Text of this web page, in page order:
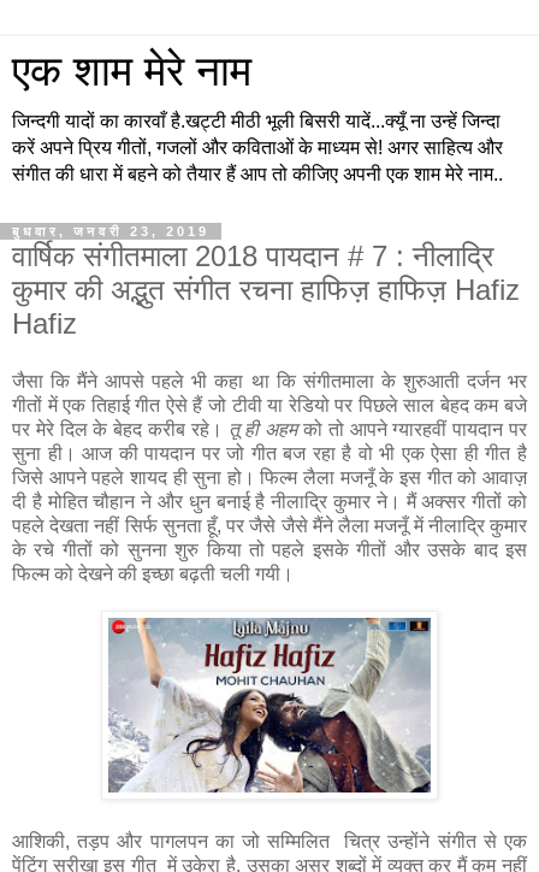
एक शाम मेरे नाम
जिन्दगी यादों का कारवाँ है.खट्टी मीठी भूली बिसरी यादें...क्यूँ ना उन्हें जिन्दा
करें अपने प्रिय गीतों, गजलों और कविताओं के माध्यम से! अगर साहित्य और
संगीत की धारा में बहने को तैयार हैं आप तो कीजिए अपनी एक शाम मेरे नाम..
बुधवार, जनवरी 23, 2019
वार्षिक संगीतमाला 2018 पायदान # 7 : नीलाद्रि
कुमार की अद्भुत संगीत रचना हाफिज़ हाफिज़ Hafiz
Hafiz
जैसा कि मैंने आपसे पहले भी कहा था कि संगीतमाला के शुरुआती दर्जन भर
गीतों में एक तिहाई गीत ऐसे हैं जो टीवी या रेडियो पर पिछले साल बेहद कम बजे
पर मेरे दिल के बेहद करीब रहे। तू ही अहमको तो आपने ग्यारहवीं पायदान पर
सुना ही। आज की पायदान पर जो गीत बज रहा है वो भी एक ऐसा ही गीत है
जिसे आपने पहले शायद ही सुना हो। फिल्म लैला मजनूँ के इस गीत को आवाज़
दी है मोहित चौहान ने और धुन बनाई है नीलाद्रि कुमार ने। मैं अक्सर गीतों को
पहले देखता नहीं सिर्फ सुनता हूँ, पर जैसे जैसे मैंने लैला मजनूँ में नीलाद्रि कुमार
के रचे गीतों को सुनना शुरु किया तो पहले इसके गीतों और उसके बाद इस
फिल्म को देखने की इच्छा बढ़ती चली गयी।
आशिकी, तड़प और पागलपन का जो सम्मिलित चित्र उन्होंने संगीत से एक
पेंटिंग सरीखा इस गीत में उकेरा है, उसका असर शब्दों में व्यक्त कर मैं कम नहीं